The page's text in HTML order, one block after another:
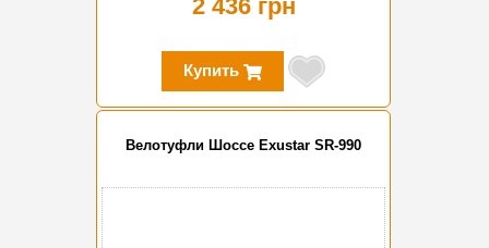
2 436 грн
Купить
Велотуфли Шоссе Exustar SR-990